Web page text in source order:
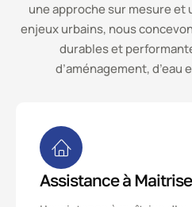
une approche sur mesure
enjeux urbains, nous
durables et
d’aménagement, d’eau
Assistance à